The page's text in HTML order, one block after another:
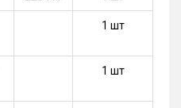
1 шт
1 шт